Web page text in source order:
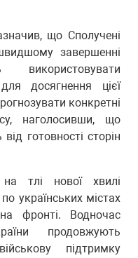
що Сполучені
завершенні
досягнення цієї
конкретні
наголосивши, що
готовності сторін
тлі нової хвилі
українських містах
фронті. Водночас
продовжують
підтримку